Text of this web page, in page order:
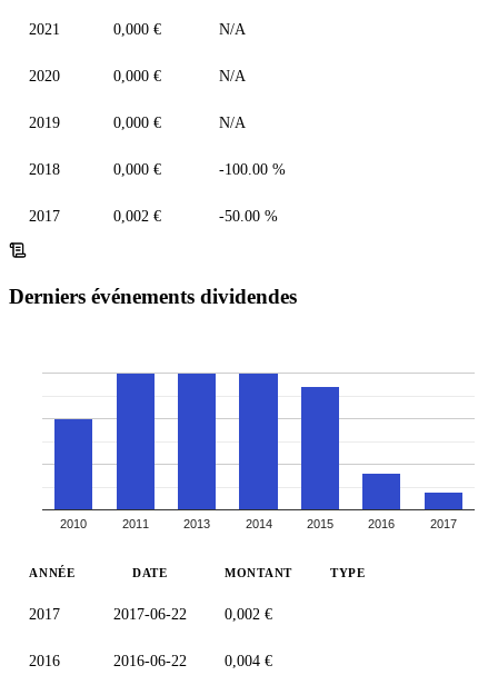
2021 0,000 € N/A
2020 0,000 € N/A
2019 0,000 € N/A
2018 0,000 € -100.00 %
2017 0,002 € -50.00 %
Derniers événements dividendes
2010 2011 2013 2014 2015 2016 2017
ANNÉE DATE MONTANT TYPE
2017 2017-06-22 0,002 €
2016 2016-06-22 0,004 €